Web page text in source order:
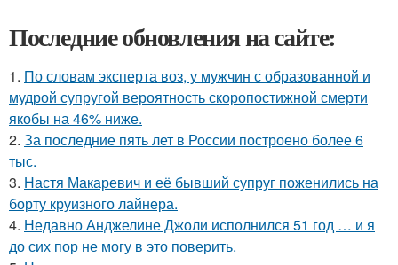
Последние обновления на сайте:
1. По словам эксперта воз, у мужчин с образованной и
мудрой супругой вероятность скоропостижной смерти
якобы на 46% ниже.
2. За последние пять лет в России построено более 6
тыс.
3. Настя Макаревич и её бывший супруг поженились на
борту круизного лайнера.
4. Недавно Анджелине Джоли исполнился 51 год … и я
до сих пор не могу в это поверить.